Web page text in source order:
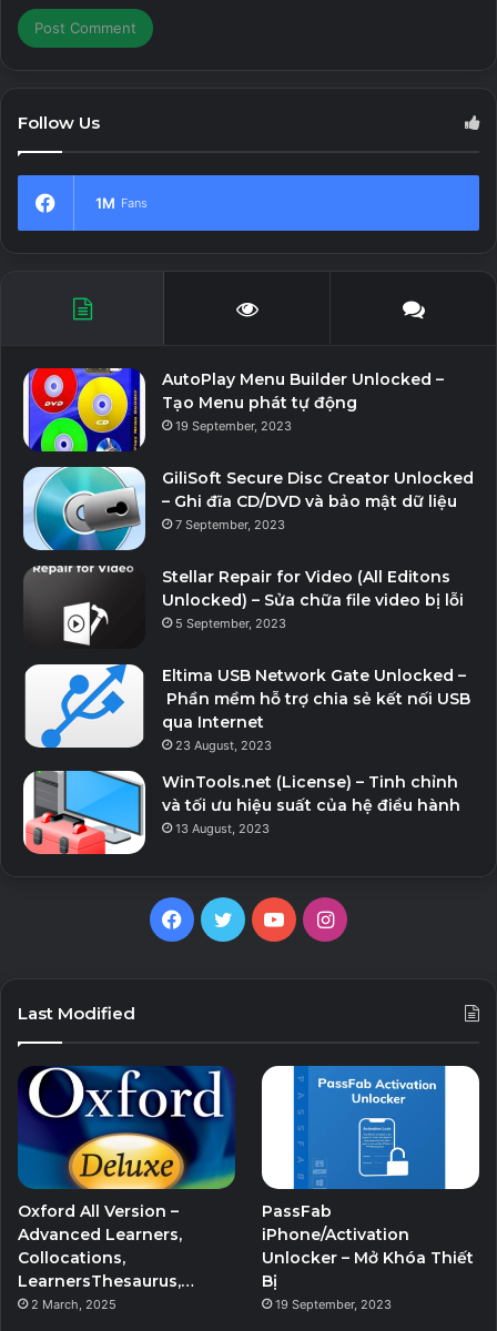
Follow Us
1M Fans
AutoPlay Menu Builder Unlocked –
Tạo Menu phát tự động
19 September, 2023
GiliSoft Secure Disc Creator Unlocked
– Ghi đĩa CD/DVD và bảo mật dữ liệu
7 September, 2023
Stellar Repair for Video (All Editons
Unlocked) – Sửa chữa file video bị lỗi
5 September, 2023
Eltima USB Network Gate Unlocked –
Phần mềm hỗ trợ chia sẻ kết nối USB
qua Internet
23 August, 2023
WinTools.net (License) – Tinh chỉnh
và tối ưu hiệu suất của hệ điều hành
13 August, 2023
Facebook
TwitterYouTubeInstagram
Last Modified
Oxford All Version –
Advanced Learners,
Collocations,
LearnersThesaurus,…
2 March, 2025
PassFab
iPhone/Activation
Unlocker – Mở Khóa Thiết
Bị
19 September, 2023